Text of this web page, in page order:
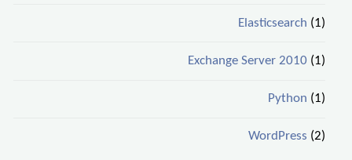
Elasticsearch (1)
Exchange Server 2010(1)
Python (1)
WordPress (2)